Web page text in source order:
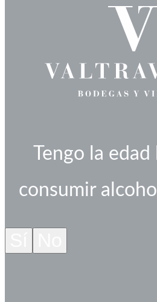
Tengo la edad
consumir